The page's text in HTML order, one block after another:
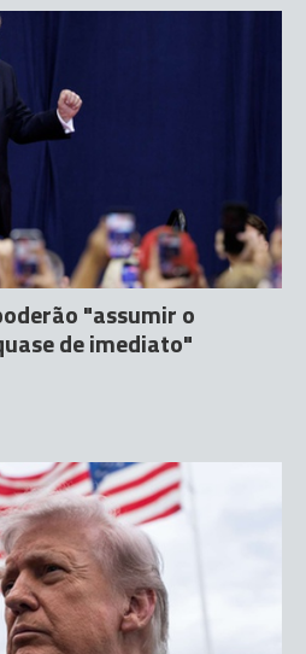
"assumir o
de imediato"